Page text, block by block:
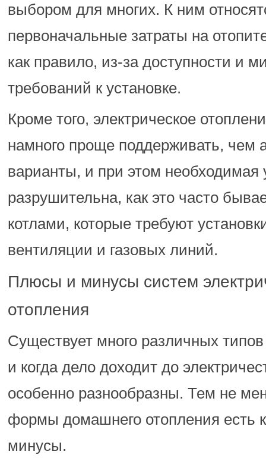
выбором для многих. К ним
первоначальные затраты на
как правило, из-за доступности и
требований к установке.
Кроме того, электрическое
намного проще поддерживать, чем
варианты, и при этом необходимая
разрушительна, как это часто
котлами, которые требуют
вентиляции и газовых линий.
Плюсы и минусы систем
отопления
Существует много различных
и когда дело доходит до
особенно разнообразны. Тем не
формы домашнего отопления есть
минусы.